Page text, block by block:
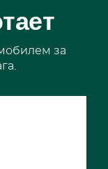
за